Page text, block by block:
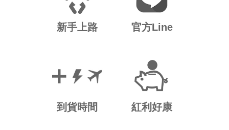
新手上路 官方Line
到貨時間 紅利好康